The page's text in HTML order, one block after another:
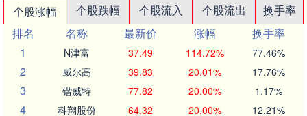
个股涨幅 个股跌幅 个股流入 个股流出
换手率
排名
名称 最新价 涨幅
换手率
1
N津富 37.49 114.72% 77.46%
2 威尔高 39.83 20.01% 17.76%
3 锴威特 77.82 20.00% 1.17%
4 科翔股份 64.32 20.00% 12.21%